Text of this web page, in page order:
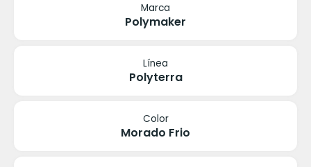
Marca
Polymaker
Línea
Polyterra
Color
Morado Frio